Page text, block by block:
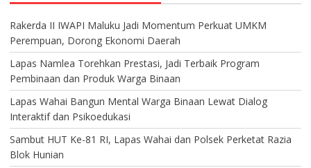
Rakerda II IWAPI Maluku Jadi Momentum Perkuat UMKM
Perempuan, Dorong Ekonomi Daerah
Lapas Namlea Torehkan Prestasi, Jadi Terbaik Program
Pembinaan dan Produk Warga Binaan
Lapas Wahai Bangun Mental Warga Binaan Lewat Dialog
Interaktif dan Psikoedukasi
Sambut HUT Ke-81 RI, Lapas Wahai dan Polsek Perketat Razia
Blok Hunian